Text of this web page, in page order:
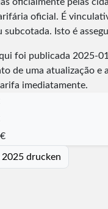
oficial. É
Isto é
foi publicada 2025-
de uma atualização
imediatamente.
drucken